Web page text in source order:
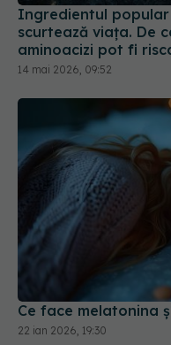
Ingredientul
scurtează viața. De
aminoacizi pot fi
14 mai 2026, 09:52
Ce face melatonina
22 ian 2026, 19:30